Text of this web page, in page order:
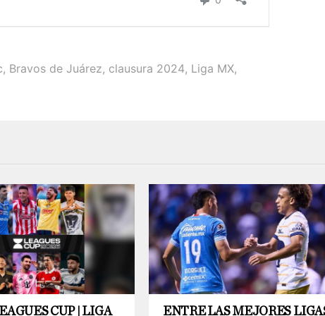
, Bravos de Juárez, clausura 2024, Liga MX,
CUP | LIGA ENTRE LAS MEJORES